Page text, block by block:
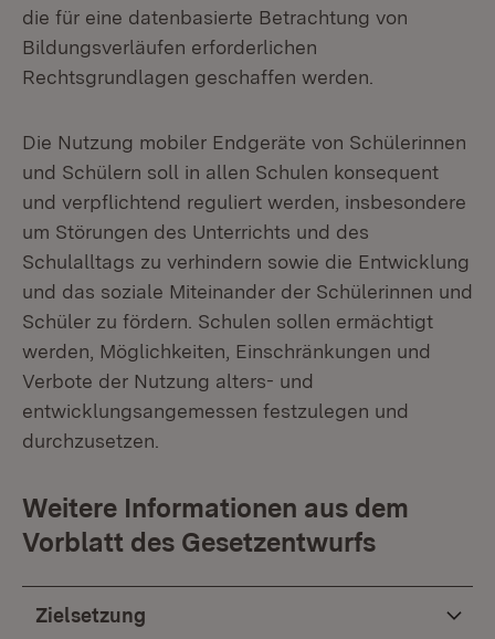
die für eine datenbasierte Betrachtung von
Bildungsverläufen erforderlichen
Rechtsgrundlagen geschaffen werden.
Die Nutzung mobiler Endgeräte von Schülerinnen
und Schülern soll in allen Schulen konsequent
und verpflichtend reguliert werden, insbesondere
um Störungen des Unterrichts und des
Schulalltags zu verhindern sowie die Entwicklung
und das soziale Miteinander der Schülerinnen und
Schüler zu fördern. Schulen sollen ermächtigt
werden, Möglichkeiten, Einschränkungen und
Verbote der Nutzung alters- und
entwicklungsangemessen festzulegen und
durchzusetzen.
Weitere Informationen aus dem
Vorblatt des Gesetzentwurfs
Zielsetzung